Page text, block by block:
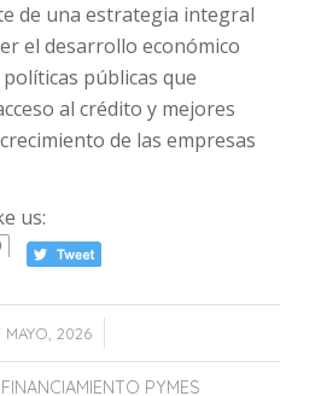
de una estrategia integral
el desarrollo económico
públicas que
al crédito y mejores
de las empresas
us:
MAYO, 2026
/
FINANCIAMIENTO PYMES